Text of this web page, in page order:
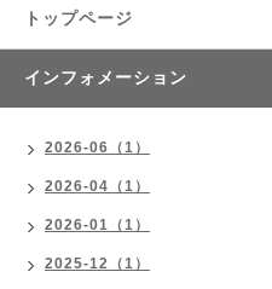
トップページ
インフォメーション
2026-06（1）
2026-04（1）
2026-01（1）
2025-12（1）